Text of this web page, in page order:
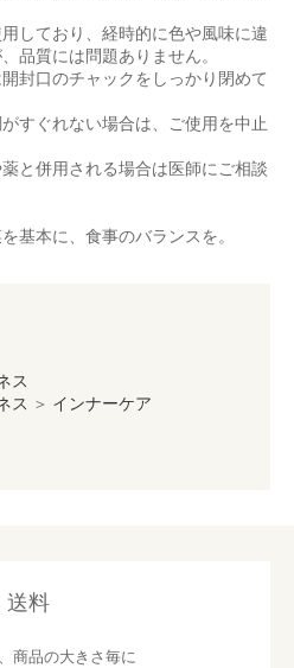
しており、経時的に色や風味に違
品質には問題ありません。
封口のチャックをしっかり閉めて
すぐれない場合は、ご使用を中止
と併用される場合は医師にご相談
基本に、食事のバランスを。
ス
ス ＞ インナーケア
送料
商品の大きさ毎に